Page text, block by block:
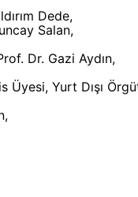
Dede,
Salan,
Dr. Gazi Aydın,
Yurt Dışı